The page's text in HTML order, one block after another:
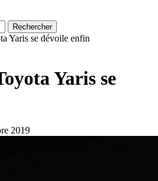
Yaris se dévoile enfin
Yaris se
2019